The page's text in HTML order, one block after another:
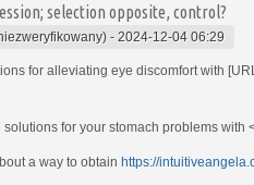
selection opposite, control?
- 2024-12-04 06:29
for alleviating eye discomfort with
solutions for your stomach problems with
a way to obtain https://